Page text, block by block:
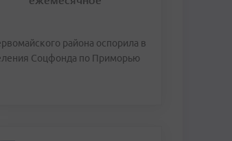
района оспорила в
Соцфонда по Приморью